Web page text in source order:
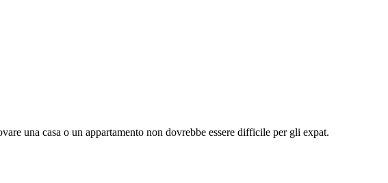
una casa o un appartamento non dovrebbe essere difficile per gli expat.